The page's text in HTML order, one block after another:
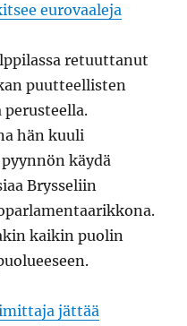
eurovaaleja
retuuttanut
puutteellisten
hän kuuli
käydä
Brysseliin
kaikin puolin
jättää